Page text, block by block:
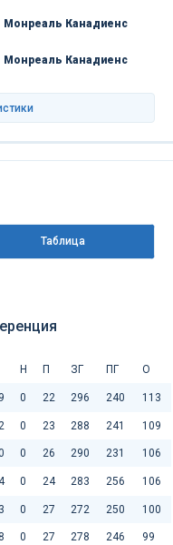
Монреаль Канадиенс
Монреаль Канадиенс
Таблица
Н П ЗГ ПГ О
0 22 296 240 113
0 23 288 241 109
0 26 290 231 106
0 24 283 256 106
0 27 272 250 100
0 27 278 246 99